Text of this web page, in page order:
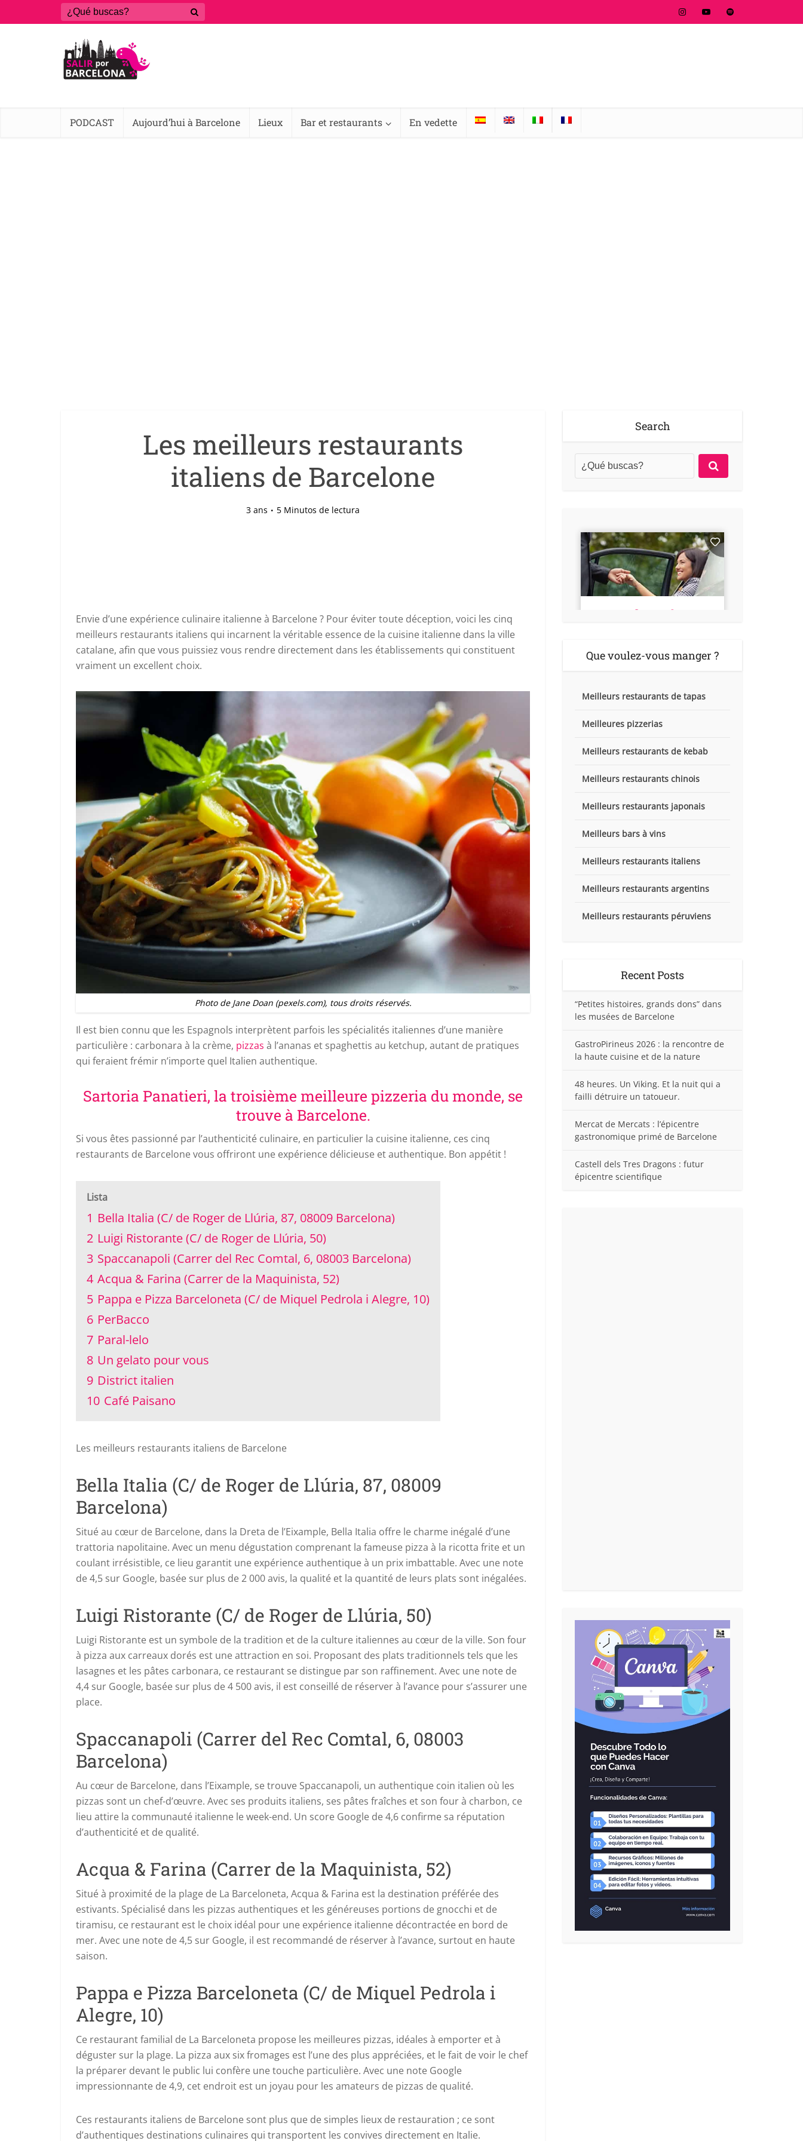
PODCAST Aujourd’hui à Barcelone Lieux Bar et restaurants En vedette
Les meilleurs restaurants
italiens de Barcelone
3 ans 5 Minutos de lectura
Envie d’une expérience culinaire italienne à Barcelone ? Pour éviter toute déception, voici les cinq
meilleurs restaurants italiens qui incarnent la véritable essence de la cuisine italienne dans la ville
catalane, afin que vous puissiez vous rendre directement dans les établissements qui constituent
vraiment un excellent choix.
Photo de Jane Doan (pexels.com), tous droits réservés.
Il est bien connu que les Espagnols interprètent parfois les spécialités italiennes d’une manière
particulière : carbonara à la crème, pizzas à l’ananas et spaghettis au ketchup, autant de pratiques
qui feraient frémir n’importe quel Italien authentique.
Sartoria Panatieri, la troisième meilleure pizzeria du monde, se
trouve à Barcelone.
Si vous êtes passionné par l’authenticité culinaire, en particulier la cuisine italienne, ces cinq
restaurants de Barcelone vous offriront une expérience délicieuse et authentique. Bon appétit !
Lista
1 Bella Italia (C/ de Roger de Llúria, 87, 08009 Barcelona)
2 Luigi Ristorante (C/ de Roger de Llúria, 50)
3 Spaccanapoli (Carrer del Rec Comtal, 6, 08003 Barcelona)
4 Acqua & Farina (Carrer de la Maquinista, 52)
5 Pappa e Pizza Barceloneta (C/ de Miquel Pedrola i Alegre, 10)
6 PerBacco
7 Paral-lelo
8 Un gelato pour vous
9 District italien
10 Café Paisano
Les meilleurs restaurants italiens de Barcelone
Bella Italia (C/ de Roger de Llúria, 87, 08009
Barcelona)
Situé au cœur de Barcelone, dans la Dreta de l’Eixample, Bella Italia offre le charme inégalé d’une
trattoria napolitaine. Avec un menu dégustation comprenant la fameuse pizza à la ricotta frite et un
coulant irrésistible, ce lieu garantit une expérience authentique à un prix imbattable. Avec une note
de 4,5 sur Google, basée sur plus de 2 000 avis, la qualité et la quantité de leurs plats sont inégalées.
Luigi Ristorante (C/ de Roger de Llúria, 50)
Luigi Ristorante est un symbole de la tradition et de la culture italiennes au cœur de la ville. Son four
à pizza aux carreaux dorés est une attraction en soi. Proposant des plats traditionnels tels que les
lasagnes et les pâtes carbonara, ce restaurant se distingue par son raffinement. Avec une note de
4,4 sur Google, basée sur plus de 4 500 avis, il est conseillé de réserver à l’avance pour s’assurer une
place.
Spaccanapoli (Carrer del Rec Comtal, 6, 08003
Barcelona)
Au cœur de Barcelone, dans l’Eixample, se trouve Spaccanapoli, un authentique coin italien où les
pizzas sont un chef-d’œuvre. Avec ses produits italiens, ses pâtes fraîches et son four à charbon, ce
lieu attire la communauté italienne le week-end. Un score Google de 4,6 confirme sa réputation
d’authenticité et de qualité.
Acqua & Farina (Carrer de la Maquinista, 52)
Situé à proximité de la plage de La Barceloneta, Acqua & Farina est la destination préférée des
estivants. Spécialisé dans les pizzas authentiques et les généreuses portions de gnocchi et de
tiramisu, ce restaurant est le choix idéal pour une expérience italienne décontractée en bord de
mer. Avec une note de 4,5 sur Google, il est recommandé de réserver à l’avance, surtout en haute
saison.
Pappa e Pizza Barceloneta (C/ de Miquel Pedrola i
Alegre, 10)
Ce restaurant familial de La Barceloneta propose les meilleures pizzas, idéales à emporter et à
déguster sur la plage. La pizza aux six fromages est l’une des plus appréciées, et le fait de voir le chef
la préparer devant le public lui confère une touche particulière. Avec une note Google
impressionnante de 4,9, cet endroit est un joyau pour les amateurs de pizzas de qualité.
Ces restaurants italiens de Barcelone sont plus que de simples lieux de restauration ; ce sont
d’authentiques destinations culinaires qui transportent les convives directement en Italie.
Search
Que voulez-vous manger ?
Meilleurs restaurants de tapas
Meilleures pizzerias
Meilleurs restaurants de kebab
Meilleurs restaurants chinois
Meilleurs restaurants japonais
Meilleurs bars à vins
Meilleurs restaurants italiens
Meilleurs restaurants argentins
Meilleurs restaurants péruviens
Recent Posts
“Petites histoires, grands dons” dans
les musées de Barcelone
GastroPirineus 2026 : la rencontre de
la haute cuisine et de la nature
48 heures. Un Viking. Et la nuit qui a
failli détruire un tatoueur.
Mercat de Mercats : l’épicentre
gastronomique primé de Barcelone
Castell dels Tres Dragons : futur
épicentre scientifique